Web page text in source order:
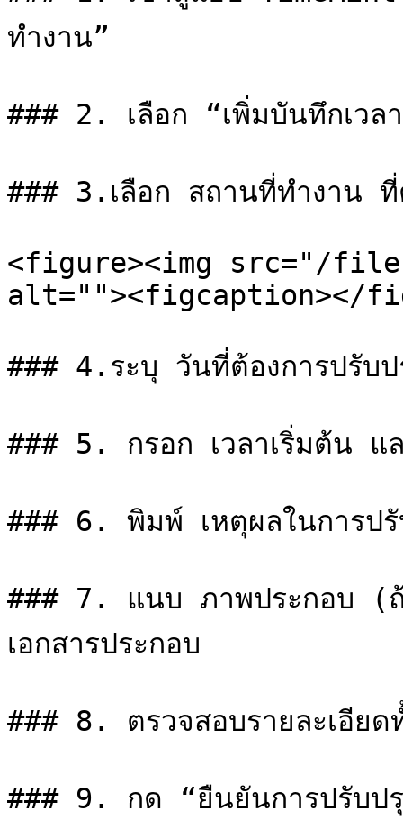
ทำงาน”
### 2. เลือก “เพิ่มบันทึกเวลา
### 3.เลือก สถานที่ทำงาน ที่
<figure><img src="/files/
alt=""><figcaption></
### 4.ระบุ วันที่ต้องการปรับป
### 5. กรอก เวลาเริ่มต้น แ
### 6. พิมพ์ เหตุผลในการปรั
### 7. แนบ ภาพประกอบ (
เอกสารประกอบ
### 8. ตรวจสอบรายละเอียด
### 9. กด “ยืนยันการปรับปรุ